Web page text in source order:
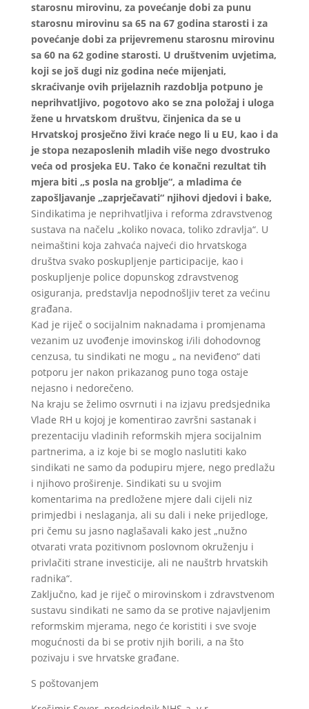
starosnu mirovinu, za povećanje dobi za punu
starosnu mirovinu sa 65 na 67 godina starosti i za
povećanje dobi za prijevremenu starosnu mirovinu
sa 60 na 62 godine starosti. U društvenim uvjetima,
koji se još dugi niz godina neće mijenjati,
skraćivanje ovih prijelaznih razdoblja potpuno je
neprihvatljivo, pogotovo ako se zna položaj i uloga
žene u hrvatskom društvu, činjenica da se u
Hrvatskoj prosječno živi kraće nego li u EU, kao i da
je stopa nezaposlenih mladih više nego dvostruko
veća od prosjeka EU. Tako će konačni rezultat tih
mjera biti „s posla na groblje“, a mladima će
zapošljavanje „zaprječavati“ njihovi djedovi i bake,
Sindikatima je neprihvatljiva i reforma zdravstvenog
sustava na načelu „koliko novaca, toliko zdravlja“. U
neimaštini koja zahvaća najveći dio hrvatskoga
društva svako poskupljenje participacije, kao i
poskupljenje police dopunskog zdravstvenog
osiguranja, predstavlja nepodnošljiv teret za većinu
građana.
Kad je riječ o socijalnim naknadama i promjenama
vezanim uz uvođenje imovinskog i/ili dohodovnog
cenzusa, tu sindikati ne mogu „ na neviđeno“ dati
potporu jer nakon prikazanog puno toga ostaje
nejasno i nedorečeno.
Na kraju se želimo osvrnuti i na izjavu predsjednika
Vlade RH u kojoj je komentirao završni sastanak i
prezentaciju vladinih reformskih mjera socijalnim
partnerima, a iz koje bi se moglo naslutiti kako
sindikati ne samo da podupiru mjere, nego predlažu
i njihovo proširenje. Sindikati su u svojim
komentarima na predložene mjere dali cijeli niz
primjedbi i neslaganja, ali su dali i neke prijedloge,
pri čemu su jasno naglašavali kako jest „nužno
otvarati vrata pozitivnom poslovnom okruženju i
privlačiti strane investicije, ali ne nauštrb hrvatskih
radnika“.
Zaključno, kad je riječ o mirovinskom i zdravstvenom
sustavu sindikati ne samo da se protive najavljenim
reformskim mjerama, nego će koristiti i sve svoje
mogućnosti da bi se protiv njih borili, a na što
pozivaju i sve hrvatske građane.
S poštovanjem